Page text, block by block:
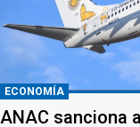
ECONOMÍA
ANAC sanciona